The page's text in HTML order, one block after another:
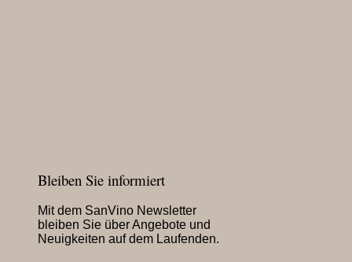
Bleiben Sie informiert
Mit dem SanVino Newsletter
bleiben Sie über Angebote und
Neuigkeiten auf dem Laufenden.